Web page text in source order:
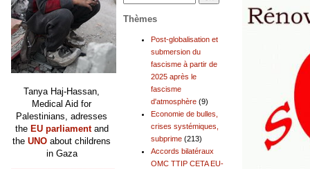
Thèmes
Post-globalisation et
submersion du
fascisme à partir de
2025 après le
fascisme
d'atmosphère (9)
Economie de bulles,
crises systémiques,
subprime (213)
Accords bilatéraux
OMC TTIP CETA EU-
Tanya Haj-Hassan,
Medical Aid for
Palestinians, adresses
the EU parliamentand
the UNO about childrens
in Gaza